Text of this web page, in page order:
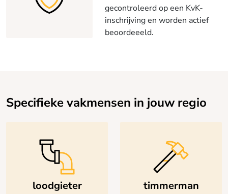
gecontroleerd op een KvK-
inschrijving en worden actief
beoordeeeld.
Specifieke vakmensen in jouw regio
loodgieter timmerman